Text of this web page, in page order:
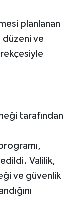
planlanan
düzeni ve
tarafından
edildi. Valilik,
ve güvenlik